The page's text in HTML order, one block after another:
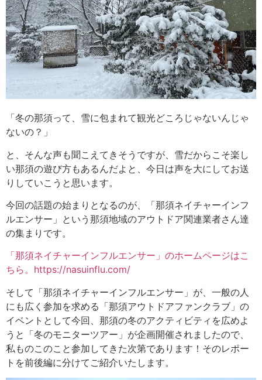
「冬の那須って、雪に包まれて観光どころじゃないんじゃ
ないの？」
と、そんな声も聞こえてきそうですが、雪だからこそ楽し
い那須の遊び方もあるんだよと、今日は声を大にしてお送
りしていこうと思います。
今回の話題の始まりとなるのが、「那須ネイチャーインフ
ルエンサー」という那須地域のアウトドア関連業者さん達
の集まりです。
「那須ネイチャーインフルエンサー」のホームページはこ
ちら。https://nasuinflu.com/
そして「那須ネイチャーインフルエンサー」が、一般の人
にも広く参加を求める「那須アウトドアファンクラブ」の
イベントとして今回、那須の冬のアクティビティを広めよ
うと「冬のモニターツアー」が企画開催されましたので、
私ものこのこと参加してきた次第であります！そのレポー
トを前後編に分けてご紹介いたします。